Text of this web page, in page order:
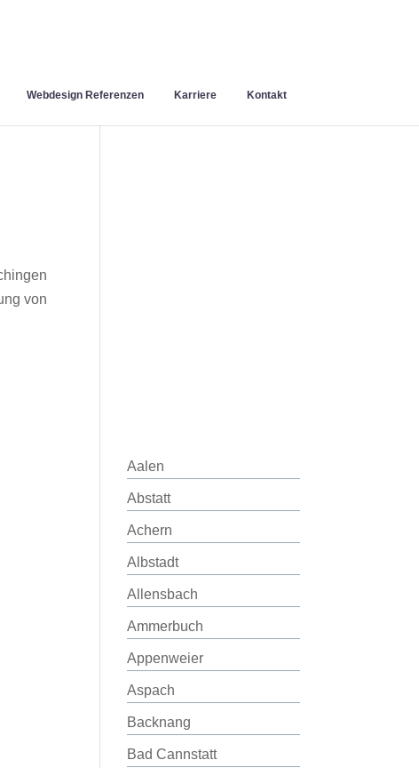
Webdesign Referenzen Karriere Kontakt
von
Aalen
Abstatt
Achern
Albstadt
Allensbach
Ammerbuch
Appenweier
Aspach
Backnang
Bad Cannstatt